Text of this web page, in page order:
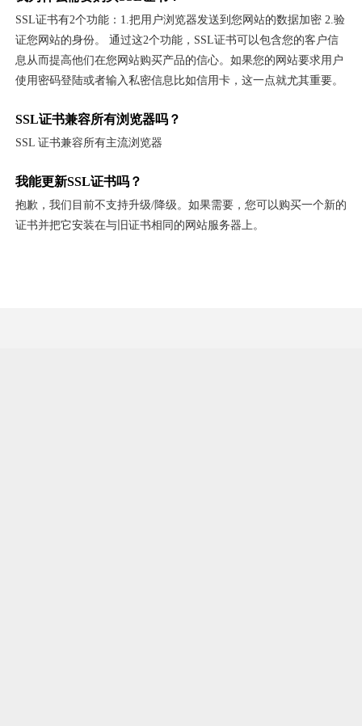
SSL证书有2个功能：1.把用户浏览器发送到您网站的数据加密 2.验
证您网站的身份。 通过这2个功能，SSL证书可以包含您的客户信
息从而提高他们在您网站购买产品的信心。如果您的网站要求用户
使用密码登陆或者输入私密信息比如信用卡，这一点就尤其重要。
SSL证书兼容所有浏览器吗？
SSL 证书兼容所有主流浏览器
我能更新SSL证书吗？
抱歉，我们目前不支持升级/降级。如果需要，您可以购买一个新的
证书并把它安装在与旧证书相同的网站服务器上。